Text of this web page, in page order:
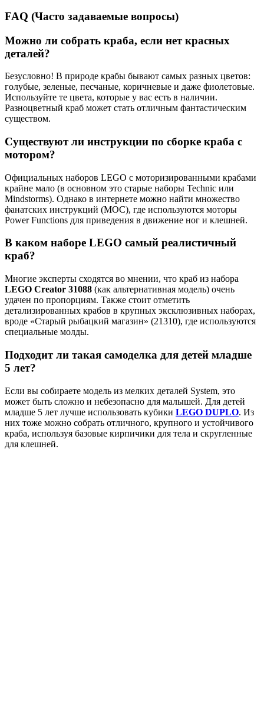
FAQ (Часто задаваемые вопросы)
Можно ли собрать краба, если нет красных
деталей?
Безусловно! В природе крабы бывают самых разных цветов:
голубые, зеленые, песчаные, коричневые и даже фиолетовые.
Используйте те цвета, которые у вас есть в наличии.
Разноцветный краб может стать отличным фантастическим
существом.
Существуют ли инструкции по сборке краба с
мотором?
Официальных наборов LEGO с моторизированными крабами
крайне мало (в основном это старые наборы Technic или
Mindstorms). Однако в интернете можно найти множество
фанатских инструкций (MOC), где используются моторы
Power Functions для приведения в движение ног и клешней.
В каком наборе LEGO самый реалистичный
краб?
Многие эксперты сходятся во мнении, что краб из набора
LEGO Creator 31088 (как альтернативная модель) очень
удачен по пропорциям. Также стоит отметить
детализированных крабов в крупных эксклюзивных наборах,
вроде «Старый рыбацкий магазин» (21310), где используются
специальные молды.
Подходит ли такая самоделка для детей младше
5 лет?
Если вы собираете модель из мелких деталей System, это
может быть сложно и небезопасно для малышей. Для детей
младше 5 лет лучше использовать кубики LEGO DUPLO. Из
них тоже можно собрать отличного, крупного и устойчивого
краба, используя базовые кирпичики для тела и скругленные
для клешней.